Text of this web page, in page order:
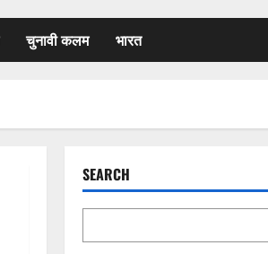
चुनावी कलम भारत
SEARCH